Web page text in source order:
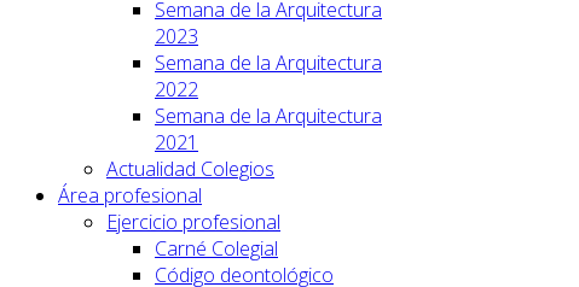
Semana de la Arquitectura
2023
Semana de la Arquitectura
2022
Semana de la Arquitectura
2021
Actualidad Colegios
Área profesional
Ejercicio profesional
Carné Colegial
Código deontológico